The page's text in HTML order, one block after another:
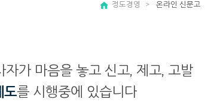
정도경영 온라인 신문고
가 마음을 놓고 신고, 제고, 고발
도를 시행중에 있습니다